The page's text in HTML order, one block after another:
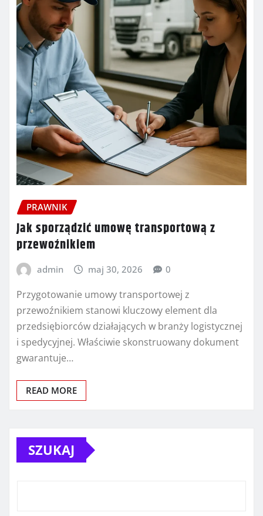
PRAWNIK
Jak sporządzić umowę transportową z
przewoźnikiem
admin maj 30, 2026 0
Przygotowanie umowy transportowej z
przewoźnikiem stanowi kluczowy element dla
przedsiębiorców działających w branży logistycznej
i spedycyjnej. Właściwie skonstruowany dokument
gwarantuje…
READ MORE
SZUKAJ